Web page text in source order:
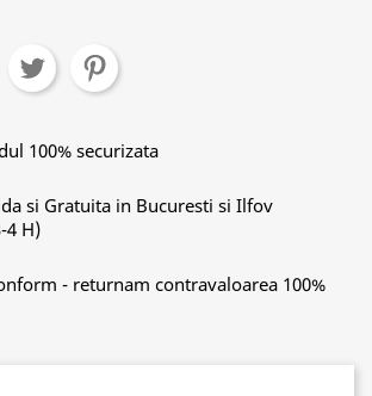
100% securizata
si Gratuita in Bucuresti si Ilfov
4 H)
- returnam contravaloarea 100%